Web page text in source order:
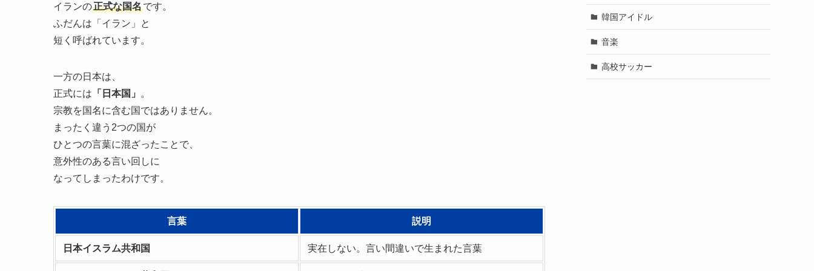
イランの正式な国名です。
ふだんは「イラン」と
短く呼ばれています。
一方の日本は、
正式には 「日本国」
。
宗教を国名に含む国ではありません。
まったく違う2つの国が
ひとつの言葉に混ざったことで、
意外性のある言い回しに
なってしまったわけです。
言葉 説明
日本イスラム共和国 実在しない。言い間違いで生まれた言葉
韓国アイドル
音楽
高校サッカー